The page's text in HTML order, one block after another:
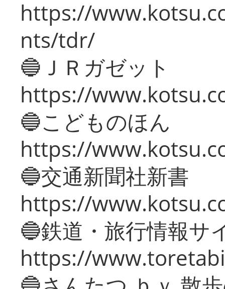
https://
nts/tdr/
🔵ＪＲガゼット
https://
🔵こどものほん
https://
🔵交通新聞社新書
https://
🔵鉄道・旅行情報サ
https://